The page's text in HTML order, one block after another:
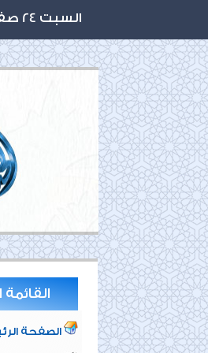
السبت 24 صفر 1448 هـ الموافق 8-8-2026 م
القائمة
الصفحة